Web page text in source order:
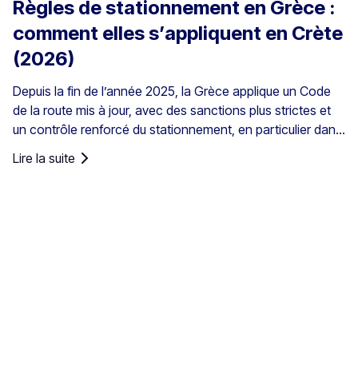
Règles de stationnement en Grèce :
comment elles s’appliquent en Crète
(2026)
Depuis la fin de l’année 2025, la Grèce applique un Code
de la route mis à jour, avec des sanctions plus strictes et
un contrôle renforcé du stationnement, en particulier dans
les centres-villes, les ports, les zones piétonnes et les
zones de stationnement réglementé. Les règles de
Lire la suite